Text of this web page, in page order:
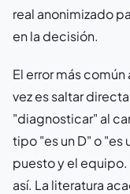
real anonimizado
en la decisión.
El error más
vez es saltar
"diagnosticar" al
tipo "es un D" o "es
puesto y el
así. La literatura